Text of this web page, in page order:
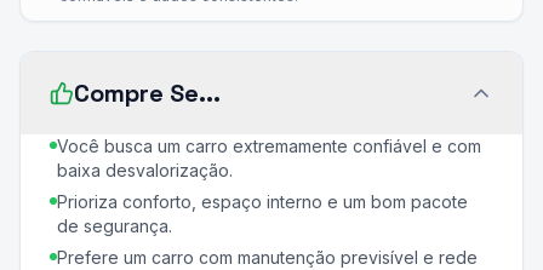
Compre Se...
Você busca um carro extremamente confiável e com
baixa desvalorização.
Prioriza conforto, espaço interno e um bom pacote
de segurança.
Prefere um carro com manutenção previsível e rede